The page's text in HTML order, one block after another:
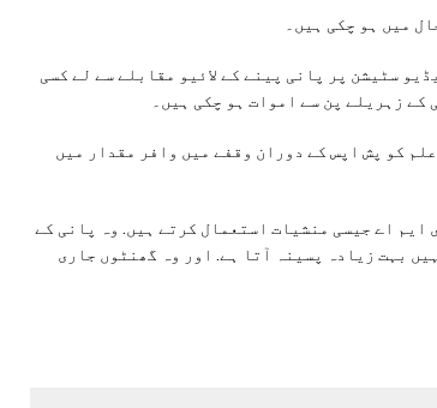
میں ہو چکی ہیں۔
سٹیشن پر پانی پینے کے لائیو مقابلے سے لے کسی
زہریلے پن سے اموات ہو چکی ہیں۔
کو پش اپس کے دوران وقفے میں وافر مقدار میں
اے جیسی منشیات استعمال کرتے ہیں. وہ پانی کے
بہت زیادہ پسینہ آتا ہے. اور وہ گھنٹوں جاری